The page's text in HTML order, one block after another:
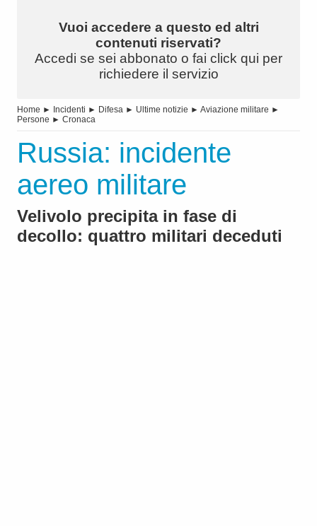
Vuoi accedere a questo ed altri
contenuti riservati?
Accedi se sei abbonato o fai click qui per
richiedere il servizio
Home ► Incidenti ► Difesa ► Ultime notizie ► Aviazione militare ►
Persone ► Cronaca
Russia: incidente
aereo militare
Velivolo precipita in fase di
decollo: quattro militari deceduti